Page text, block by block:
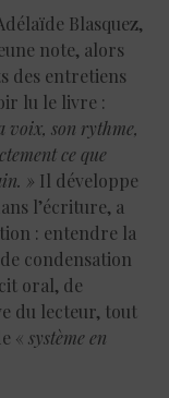
Blasquez,
note, alors
des entretiens
lu le livre :
voix, son rythme,
ce que
» Il développe
l’écriture, a
: entendre la
condensation
oral, de
du lecteur, tout
« système en